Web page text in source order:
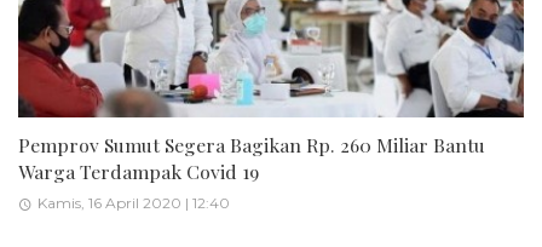
Pemprov Sumut Segera Bagikan Rp. 260 Miliar Bantu
Warga Terdampak Covid 19
Kamis, 16 April 2020 | 12:40